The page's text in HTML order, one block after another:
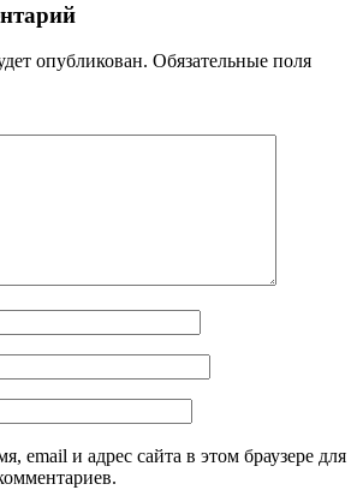
опубликован. Обязательные поля
email и адрес сайта в этом браузере для